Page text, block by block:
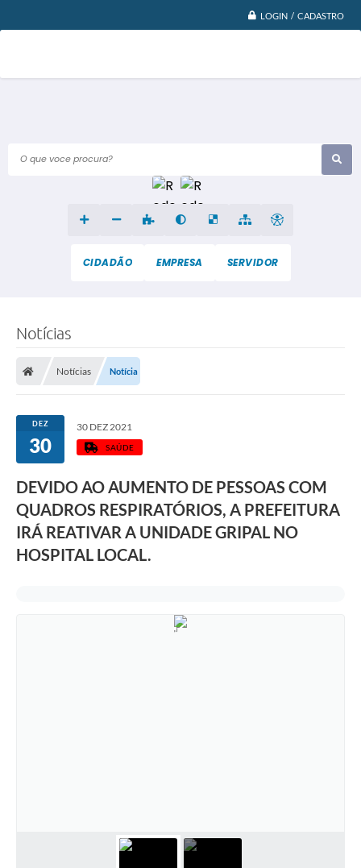
LOGIN / CADASTRO
O que voce procura?
CIDADÃO EMPRESA SERVIDOR
Notícias
Notícias Notícia
DEZ
30
30 DEZ 2021
SAÚDE
DEVIDO AO AUMENTO DE PESSOAS COM
QUADROS RESPIRATÓRIOS, A PREFEITURA
IRÁ REATIVAR A UNIDADE GRIPAL NO
HOSPITAL LOCAL.